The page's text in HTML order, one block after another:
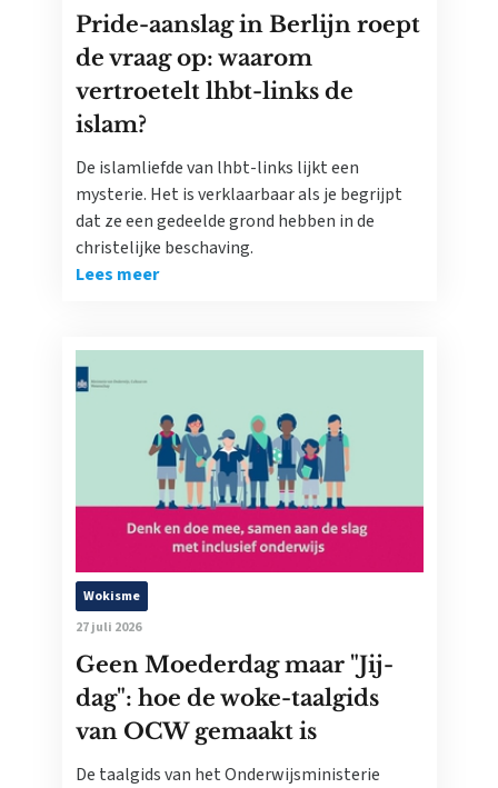
Pride-aanslag in Berlijn roept
de vraag op: waarom
vertroetelt lhbt-links de
islam?
De islamliefde van lhbt-links lijkt een
mysterie. Het is verklaarbaar als je begrijpt
dat ze een gedeelde grond hebben in de
christelijke beschaving.
Lees meer
Wokisme
27 juli 2026
Geen Moederdag maar "Jij-
dag": hoe de woke-taalgids
van OCW gemaakt is
De taalgids van het Onderwijsministerie